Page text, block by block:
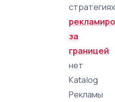
стратегиях
за
границей
нет
Кatalog
Рекламы